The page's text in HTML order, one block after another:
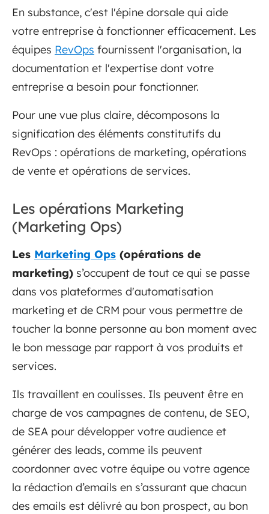
En substance, c'est l'épine dorsale qui aide
votre entreprise à fonctionner efficacement. Les
équipes RevOps fournissent l'organisation, la
documentation et l'expertise dont votre
entreprise a besoin pour fonctionner.
Pour une vue plus claire, décomposons la
signification des éléments constitutifs du
RevOps : opérations de marketing, opérations
de vente et opérations de services.
Les opérations Marketing
(Marketing Ops)
Les Marketing Ops (opérations de
marketing) s’occupent de tout ce qui se passe
dans vos plateformes d'automatisation
marketing et de CRM pour vous permettre de
toucher la bonne personne au bon moment avec
le bon message par rapport à vos produits et
services.
Ils travaillent en coulisses. Ils peuvent être en
charge de vos campagnes de contenu, de SEO,
de SEA pour développer votre audience et
générer des leads, comme ils peuvent
coordonner avec votre équipe ou votre agence
la rédaction d’emails en s’assurant que chacun
des emails est délivré au bon prospect, au bon